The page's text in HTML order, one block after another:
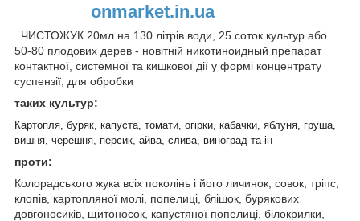
onmarket.in.ua
ЧИСТОЖУК 20мл на 130 літрів води, 25 соток культур або
50-80 плодових дерев - новітній никотиноидный препарат
контактної, системної та кишкової дії у формі концентрату
суспензії, для обробки
таких культур:
Картопля, буряк, капуста, томати, огірки, кабачки, яблуня, груша,
вишня, черешня, персик, айва, слива, виноград та ін
проти:
Колорадського жука всіх поколінь і його личинок, совок, тріпс,
клопів, картопляної молі, попелиці, блішок, бурякових
довгоносиків, щитоносок, капустяної попелиці, білокрилки,